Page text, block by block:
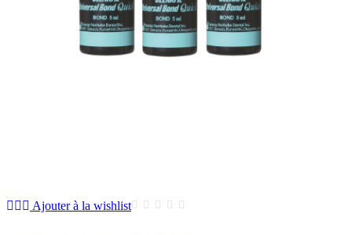
Ajouter à la wishlist